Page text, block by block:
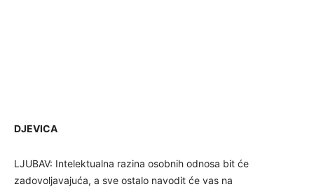
DJEVICA
LJUBAV: Intelektualna razina osobnih odnosa bit će
zadovoljavajuća, a sve ostalo navodit će vas na